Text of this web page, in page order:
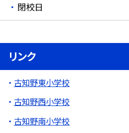
閉校日
リンク
古知野東小学校
古知野西小学校
古知野南小学校